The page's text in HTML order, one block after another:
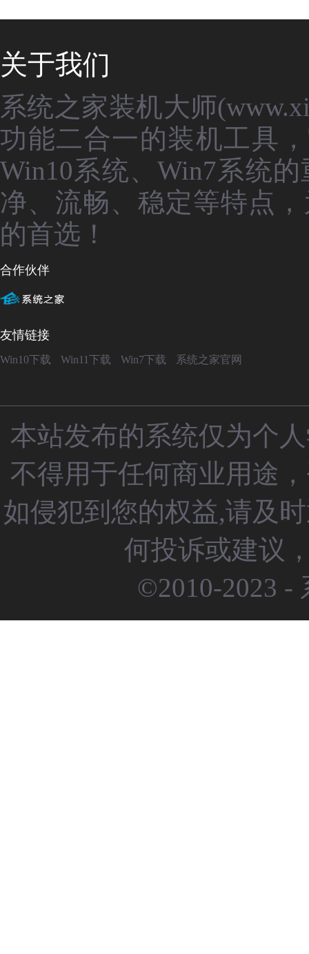
关于我们
系统之家装机大师
功能二合一的装机工具
Win10系统、Win7系统
净、流畅、稳定等特点
的首选！
合作伙伴
友情链接
Win10下载 Win11下载 Win7下载 系统之家官网
本站发布的系统仅为个
不得用于任何商业用途
如侵犯到您的权益,请及
何投诉或建议
©2010-2023 -